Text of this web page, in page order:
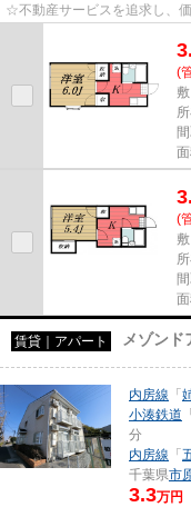
☆不動産サービスを追求し、
(
(
賃貸｜アパート メゾンド
内房線 「
小湊鉄道
分
内房線 「
千葉県市
3.3万円